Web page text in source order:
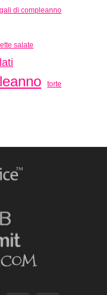
di compleanno
salate
torte